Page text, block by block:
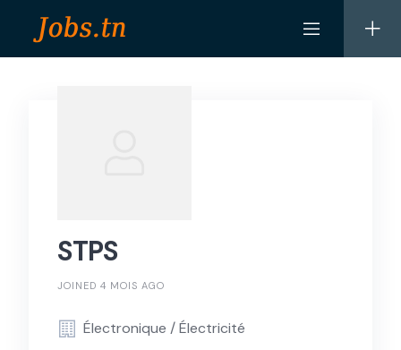
STPS
JOINED 4 MOIS AGO
Électronique / Électricité